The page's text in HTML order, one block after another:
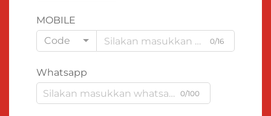
MOBILE
Code
0/16
Whatsapp
0/100